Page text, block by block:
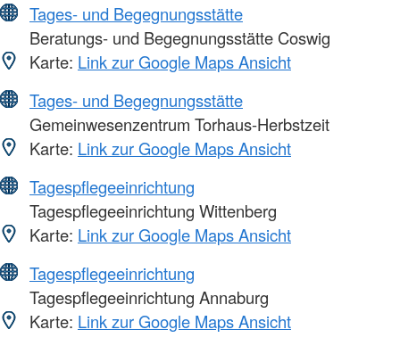
Tages- und Begegnungsstätte
Beratungs- und Begegnungsstätte Coswig
Karte: Link zur Google Maps Ansicht
Tages- und Begegnungsstätte
Gemeinwesenzentrum Torhaus-Herbstzeit
Karte: Link zur Google Maps Ansicht
Tagespflegeeinrichtung
Tagespflegeeinrichtung Wittenberg
Karte: Link zur Google Maps Ansicht
Tagespflegeeinrichtung
Tagespflegeeinrichtung Annaburg
Karte: Link zur Google Maps Ansicht